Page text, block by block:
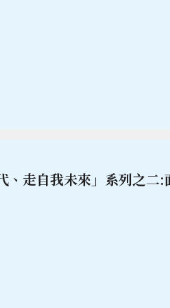
、走自我未來」系列之二